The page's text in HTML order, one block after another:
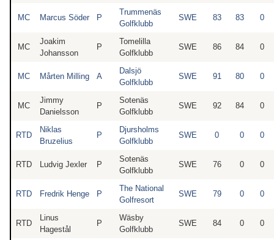
MC Marcus Söder P
Trummenäs
Golfklubb
SWE 83 83 0
MC
Joakim
Johansson
P
Tomelilla
Golfklubb
SWE 86 84 0
MC Mårten Milling A
Dalsjö
Golfklubb
SWE 91 80 0
MC
Jimmy
Danielsson
P
Sotenäs
Golfklubb
SWE 92 84 0
RTD
Niklas
Bruzelius
P
Djursholms
Golfklubb
SWE 0 0 0
RTD Ludvig Jexler P
Sotenäs
Golfklubb
SWE 76 0 0
RTD Fredrik Henge P
The National
Golfresort
SWE 79 0 0
RTD
Linus
Hagestål
P
Wäsby
Golfklubb
SWE 84 0 0